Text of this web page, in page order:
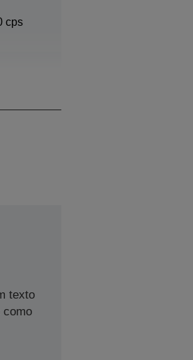
cps
texto
como